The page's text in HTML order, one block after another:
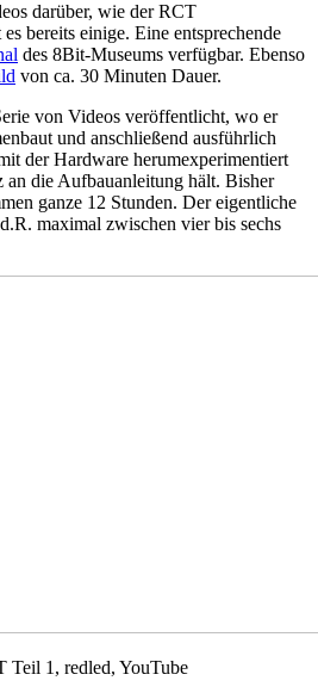
darüber, wie der RCT
bereits einige. Eine entsprechende
des 8Bit-Museums verfügbar. Ebenso
von ca. 30 Minuten Dauer.
von Videos veröffentlicht, wo er
und anschließend ausführlich
der Hardware herumexperimentiert
an die Aufbauanleitung hält. Bisher
ganze 12 Stunden. Der eigentliche
maximal zwischen vier bis sechs
Teil 1, redled, YouTube